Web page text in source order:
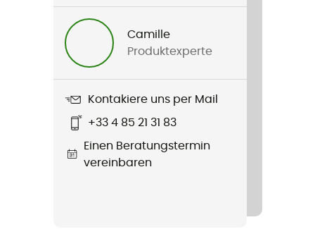
Midi Shell Jacket
Recycelt / PFC-Free
Camille
Produktexperte
Kontakiere uns per Mail
+33 4 85 21 31 83
Einen Beratungstermin
vereinbaren